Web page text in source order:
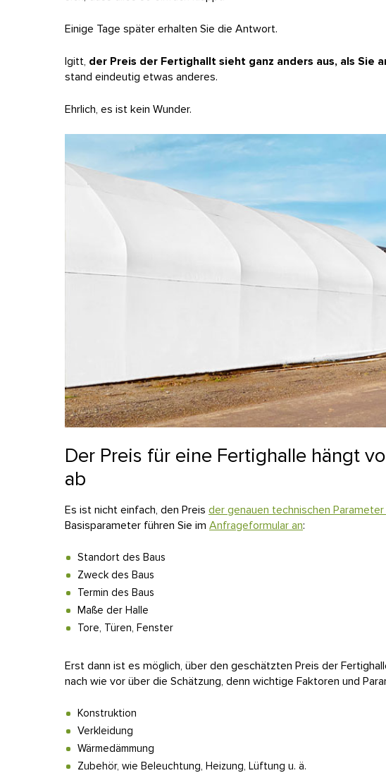
Einige Tage später erhalten Sie die Antwort.
Igitt, der Preis der Fertighallt sieht ganz anders aus, als Sie
stand eindeutig etwas anderes.
Ehrlich, es ist kein Wunder.
Der Preis für eine Fertighalle hängt
ab
Es ist nicht einfach, den Preis der genauen technischen
Basisparameter führen Sie im Anfrageformular an:
Standort des Baus
Zweck des Baus
Termin des Baus
Maße der Halle
Tore, Türen, Fenster
Erst dann ist es möglich, über den geschätzten Preis der
nach wie vor über die Schätzung, denn wichtige Faktoren und
Konstruktion
Verkleidung
Wärmedämmung
Zubehör, wie Beleuchtung, Heizung, Lüftung u. ä.